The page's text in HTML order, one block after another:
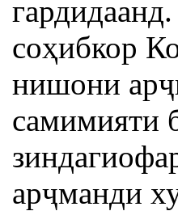
соҳибкор
нишони
самимияти
арҷманди